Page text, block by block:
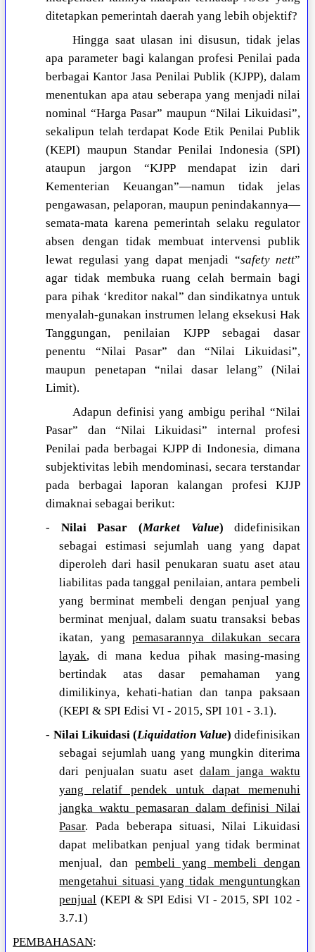
ditetapkan pemerintah daerah yang lebih objektif?
Hingga saat ulasan ini disusun, tidak jelas
apa parameter bagi kalangan profesi Penilai pada
berbagai Kantor Jasa Penilai Publik (KJPP), dalam
menentukan apa atau seberapa yang menjadi nilai
nominal “Harga Pasar” maupun “Nilai Likuidasi”,
sekalipun telah terdapat Kode Etik Penilai Publik
(KEPI) maupun Standar Penilai Indonesia (SPI)
ataupun jargon “KJPP mendapat izin dari
Kementerian Keuangan”—namun tidak jelas
pengawasan, pelaporan, maupun penindakannya—
semata-mata karena pemerintah selaku regulator
absen dengan tidak membuat intervensi publik
lewat regulasi yang dapat menjadi “safety nett”
agar tidak membuka ruang celah bermain bagi
para pihak ‘kreditor nakal” dan sindikatnya untuk
menyalah-gunakan instrumen lelang eksekusi Hak
Tanggungan, penilaian KJPP sebagai dasar
penentu “Nilai Pasar” dan “Nilai Likuidasi”,
maupun penetapan “nilai dasar lelang” (Nilai
Limit).
Adapun definisi yang ambigu perihal “Nilai
Pasar” dan “Nilai Likuidasi” internal profesi
Penilai pada berbagai KJPP di Indonesia, dimana
subjektivitas lebih mendominasi, secara terstandar
pada berbagai laporan kalangan profesi KJJP
dimaknai sebagai berikut:
- Nilai Pasar (Market Value) didefinisikan
sebagai estimasi sejumlah uang yang dapat
diperoleh dari hasil penukaran suatu aset atau
liabilitas pada tanggal penilaian, antara pembeli
yang berminat membeli dengan penjual yang
berminat menjual, dalam suatu transaksi bebas
ikatan, yangpemasarannya dilakukan secara
layak, di mana kedua pihak masing-masing
bertindak atas dasar pemahaman yang
dimilikinya, kehati-hatian dan tanpa paksaan
(KEPI & SPI Edisi VI - 2015, SPI 101 - 3.1).
- Nilai Likuidasi (Liquidation Value) didefinisikan
sebagai sejumlah uang yang mungkin diterima
dari penjualan suatu asetdalam janga waktu
yang relatif pendek untuk dapat memenuhi
jangka waktu pemasaran dalam definisi Nilai
Pasar. Pada beberapa situasi, Nilai Likuidasi
dapat melibatkan penjual yang tidak berminat
menjual, dan pembeli yang membeli dengan
mengetahui situasi yang tidak menguntungkan
penjual (KEPI & SPI Edisi VI - 2015, SPI 102 -
3.7.1)
PEMBAHASAN: